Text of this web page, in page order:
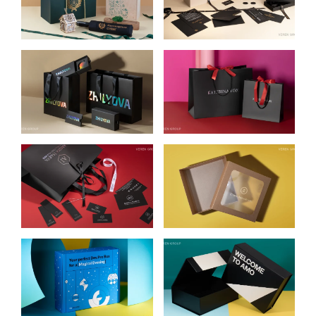
ЛЕСНОГО
ХОЗЯЙСТВА
BEAUTY
УПАКОВКА ДЛЯ
БЕЛЬЯ ZHILYOVA
LINGERIE
УПАКОВКА ДЛЯ
ЖЕНСКИХ СУМОК
KATERINA FOX
УПАКОВКА ДЛЯ
ЖЕНСКОЙ
ОДЕЖДЫ AMINA
ISAEVA
УПАКОВКА ДЛЯ
НАБОРА СЫРА,
ВИНА, ШОКОЛАДА
СИРНЕ КОРОЛІВСТВО
УПАКОВКА ДЛЯ
НОВОГОДНИХ
ПОДАРКОВ
DEV PRO
ЭКСКЛЮЗИВНАЯ
УПАКОВКА
“WELCOME BOX”
ДЛЯ AMO